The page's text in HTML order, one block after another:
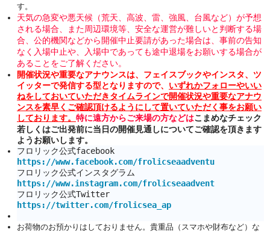
す。
天気の急変や悪天候（荒天、高波、雷、強風、台風など）が予想
される場合、また周辺環境等、安全な運営が難しいと判断する場
合、公的機関などから開催中止要請があった場合は、事前の告知
なく入場中止や、入場中であっても途中退場をお願いする場合が
あることをご了解ください。
開催状況や重要なアナウンスは、フェイスブックやインスタ、ツ
イッターで発信する型となりますので、 いずれかフォローやいい
ねをしておいていただきタイムラインで開催状況や重要なアナウ
ンスを素早くご確認頂けるようにして置いていただく事をお願い
しております。 特に遠方からご来場の方などはこまめなチェック
若しくはご出発前に当日の開催見通しについてご確認を頂きます
ようお願いします。
フロリック公式facebook
https://www.facebook.com/frolicseaadventurepark/
フロリック公式インスタグラム
https://www.instagram.com/frolicseaadventurepark/
フロリック公式Twitter
https://twitter.com/frolicsea_ap
お荷物のお預かりはしておりません。貴重品（スマホや財布など）な